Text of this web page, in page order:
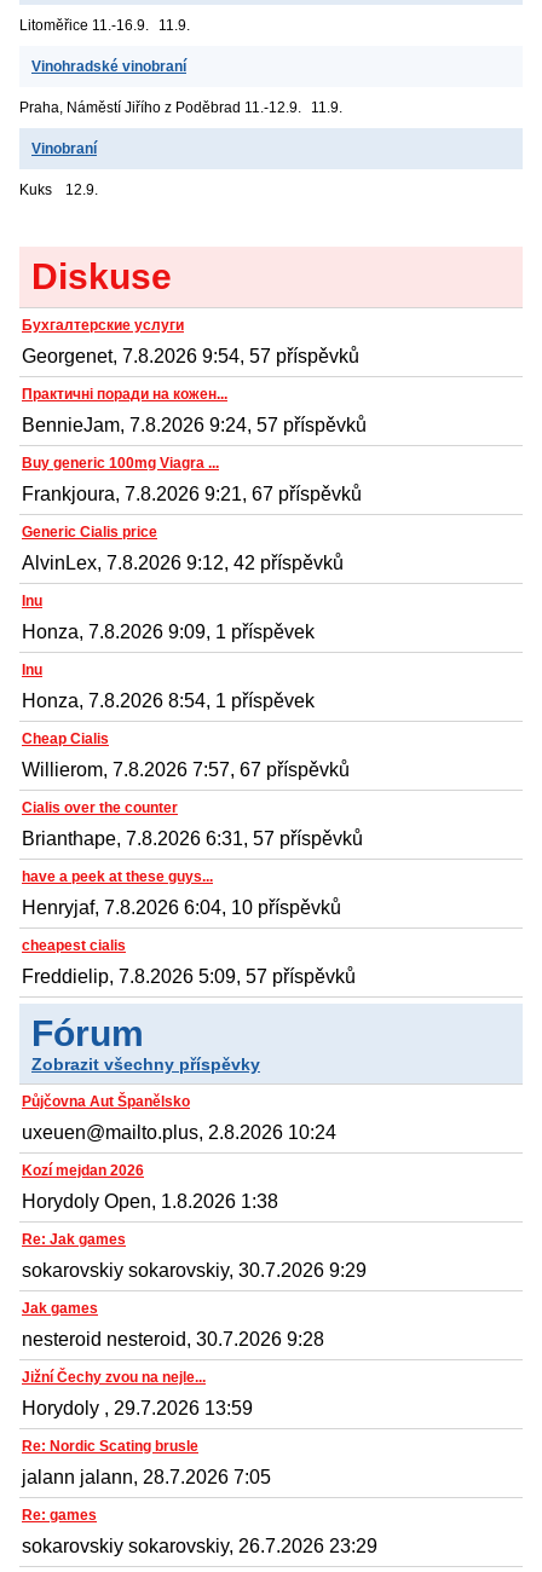
Litoměřice 11.-16.9. 11.9.
Vinohradské vinobraní
Praha, Náměstí Jiřího z Poděbrad 11.-12.9. 11.9.
Vinobraní
Kuks 12.9.
Diskuse
Бухгалтерские услуги
Georgenet, 7.8.2026 9:54, 57 příspěvků
Практичні поради на кожен...
BennieJam, 7.8.2026 9:24, 57 příspěvků
Buy generic 100mg Viagra ...
Frankjoura, 7.8.2026 9:21, 67 příspěvků
Generic Cialis price
AlvinLex, 7.8.2026 9:12, 42 příspěvků
Inu
Honza, 7.8.2026 9:09, 1 příspěvek
Inu
Honza, 7.8.2026 8:54, 1 příspěvek
Cheap Cialis
Willierom, 7.8.2026 7:57, 67 příspěvků
Cialis over the counter
Brianthape, 7.8.2026 6:31, 57 příspěvků
have a peek at these guys...
Henryjaf, 7.8.2026 6:04, 10 příspěvků
cheapest cialis
Freddielip, 7.8.2026 5:09, 57 příspěvků
Fórum
Zobrazit všechny příspěvky
Půjčovna Aut Španělsko
uxeuen@mailto.plus, 2.8.2026 10:24
Kozí mejdan 2026
Horydoly Open, 1.8.2026 1:38
Re: Jak games
sokarovskiy sokarovskiy, 30.7.2026 9:29
Jak games
nesteroid nesteroid, 30.7.2026 9:28
Jižní Čechy zvou na nejle...
Horydoly , 29.7.2026 13:59
Re: Nordic Scating brusle
jalann jalann, 28.7.2026 7:05
Re: games
sokarovskiy sokarovskiy, 26.7.2026 23:29